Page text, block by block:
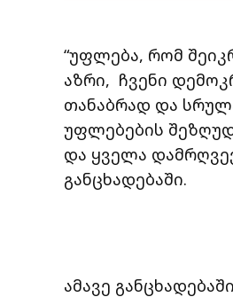
“უფლება, რომ
აზრი, ჩვენი
თანაბრად და
უფლებების
და ყველა
განცხადებაში.
ამავე